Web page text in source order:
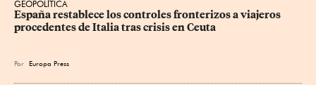
GEOPOLÍTICA
España restablece los controles fronterizos a viajeros
procedentes de Italia tras crisis en Ceuta
Por Europa Press